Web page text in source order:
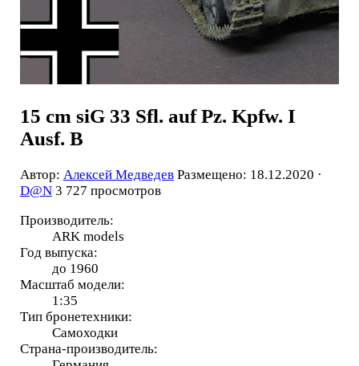
15 cm siG 33 Sfl. auf Pz. Kpfw. I
Ausf. B
Автор: Алексей Медведев Размещено: 18.12.2020 ·
D@N 3 727 просмотров
Производитель:
ARK models
Год выпуска:
до 1960
Масштаб модели:
1:35
Тип бронетехники:
Самоходки
Страна-производитель: